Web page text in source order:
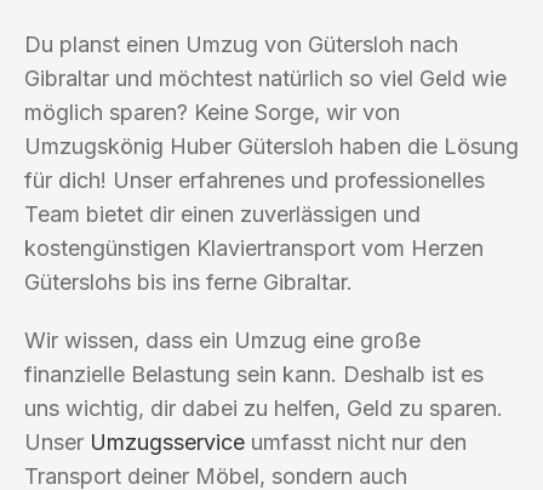
Du planst einen Umzug von Gütersloh nach
Gibraltar und möchtest natürlich so viel Geld wie
möglich sparen? Keine Sorge, wir von
Umzugskönig Huber Gütersloh haben die Lösung
für dich! Unser erfahrenes und professionelles
Team bietet dir einen zuverlässigen und
kostengünstigen Klaviertransport vom Herzen
Güterslohs bis ins ferne Gibraltar.
Wir wissen, dass ein Umzug eine große
finanzielle Belastung sein kann. Deshalb ist es
uns wichtig, dir dabei zu helfen, Geld zu sparen.
Unser Umzugsservice umfasst nicht nur den
Transport deiner Möbel, sondern auch